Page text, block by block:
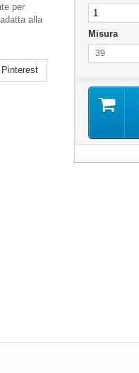
per
alla
Pinterest
Misura
39